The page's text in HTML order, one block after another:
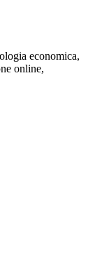
economica,
online,